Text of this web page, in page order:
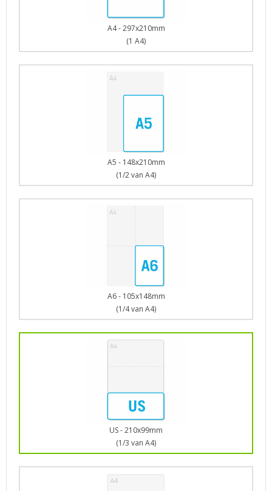
A4 - 297x210mm
(1 A4)
A5 - 148x210mm
(1/2 van A4)
A6 - 105x148mm
(1/4 van A4)
US - 210x99mm
(1/3 van A4)